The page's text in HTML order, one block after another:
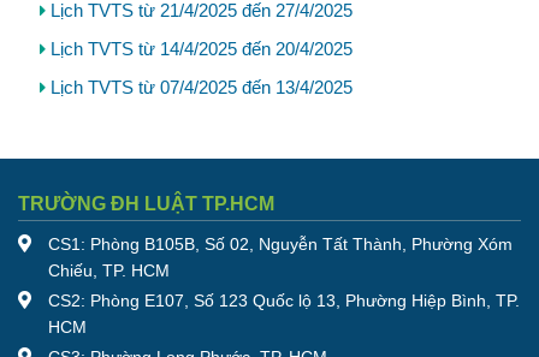
Lịch TVTS từ 21/4/2025 đến 27/4/2025
Lịch TVTS từ 14/4/2025 đến 20/4/2025
Lịch TVTS từ 07/4/2025 đến 13/4/2025
TRƯỜNG ĐH LUẬT TP.HCM
CS1: Phòng B105B, Số 02, Nguyễn Tất Thành, Phường Xóm
Chiếu, TP. HCM
CS2: Phòng E107, Số 123 Quốc lộ 13, Phường Hiệp Bình, TP.
HCM